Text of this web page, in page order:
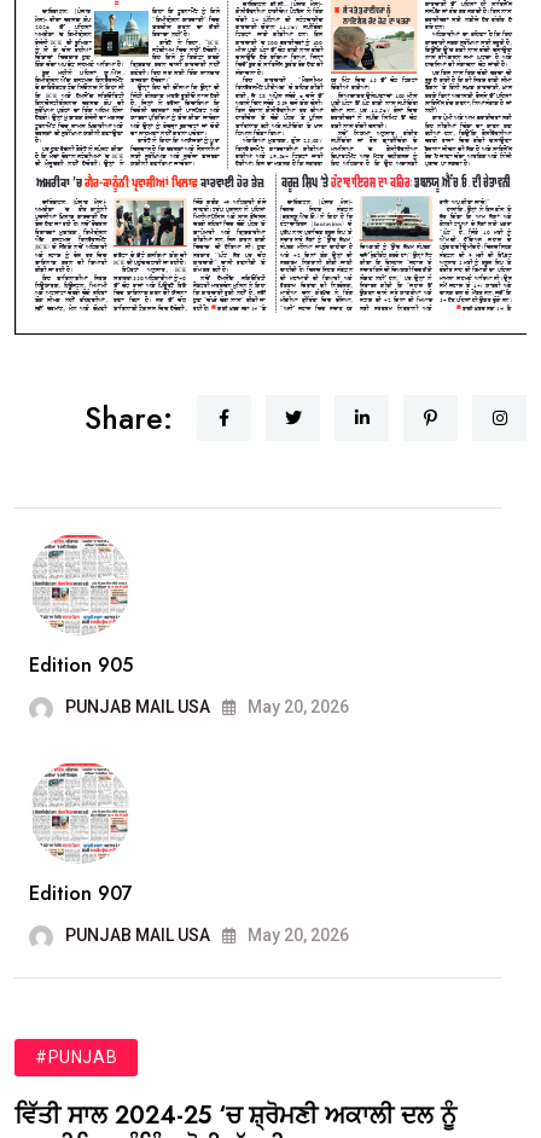
Share:
Edition 905
PUNJAB MAIL USA May 20, 2026
Edition 907
PUNJAB MAIL USA May 20, 2026
#PUNJAB
ਵਿੱਤੀ ਸਾਲ 2024-25 ‘ਚ ਸ਼੍ਰੋਮਣੀ ਅਕਾਲੀ ਦਲ ਨੂੰ